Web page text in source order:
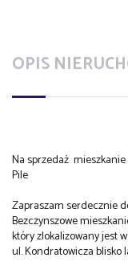
OPIS
Na sprzedaż
Pile
Zapraszam serdecznie
Bezczynszowe
który zlokalizowany jest
ul. Kondratowicza blisko